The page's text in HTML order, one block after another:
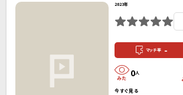
2023年
マッチ率 -
0人
今すぐ見る